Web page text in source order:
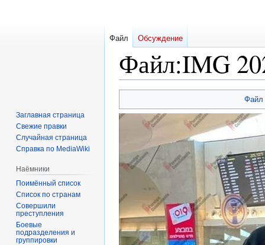
Файл:IMG
к
навигации
к
поиску
Файл
Файл Обсуждение
Заглавная страница
Свежие правки
Случайная страница
Справка по MediaWiki
Наёмники
Поимённый список
Список по странам
Совершили
преступления
Боевые
подразделения и
группировки